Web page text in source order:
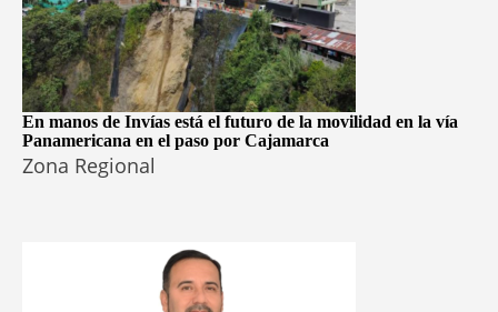
En manos de Invías está el futuro de la movilidad en la vía
Panamericana en el paso por Cajamarca
Zona Regional